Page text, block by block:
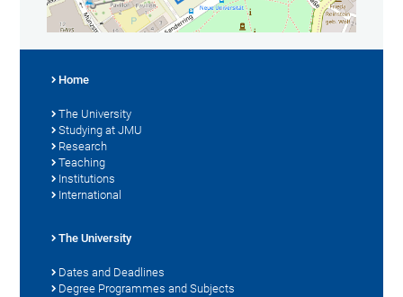
Home
The University
Studying at JMU
Research
Teaching
Institutions
International
The University
Dates and Deadlines
Degree Programmes and Subjects